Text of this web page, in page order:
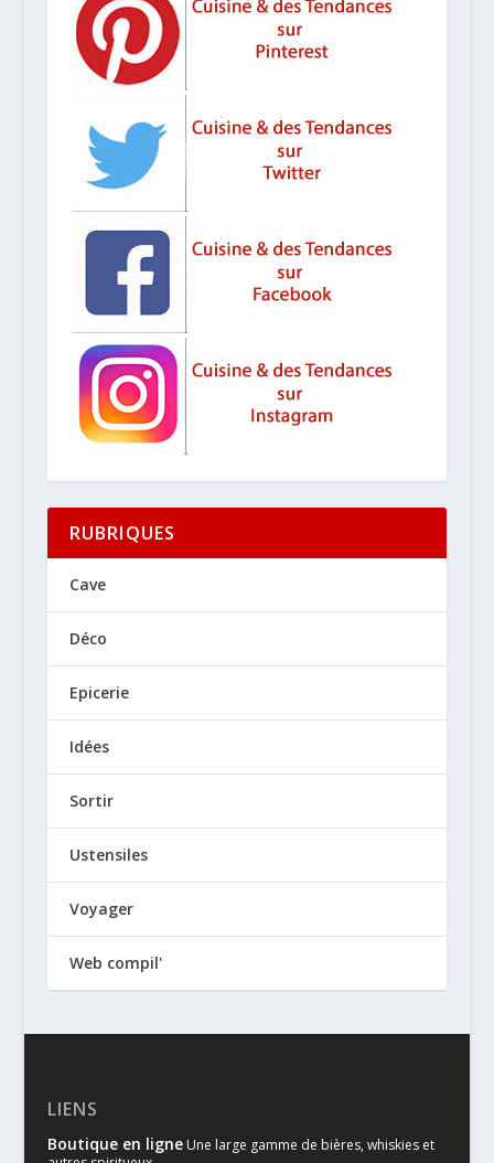
RUBRIQUES
Cave
Déco
Epicerie
Idées
Sortir
Ustensiles
Voyager
Web compil'
LIENS
Boutique en ligneUne large gamme de bières, whiskies et